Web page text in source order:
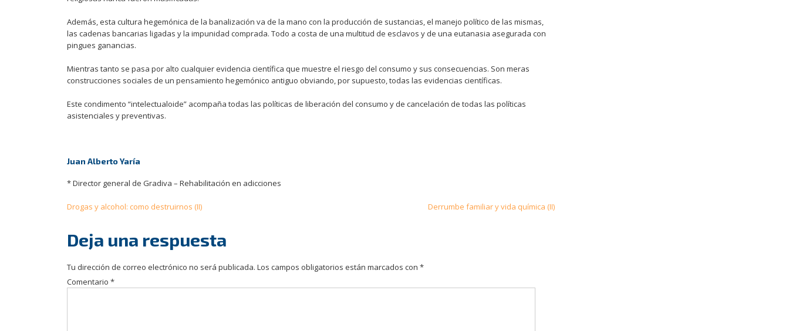
Además, esta cultura hegemónica de la banalización va de la mano con la producción de sustancias, el manejo político de las mismas,
las cadenas bancarias ligadas y la impunidad comprada. Todo a costa de una multitud de esclavos y de una eutanasia asegurada con
pingues ganancias.
Mientras tanto se pasa por alto cualquier evidencia científica que muestre el riesgo del consumo y sus consecuencias. Son meras
construcciones sociales de un pensamiento hegemónico antiguo obviando, por supuesto, todas las evidencias científicas.
Este condimento “intelectualoide” acompaña todas las políticas de liberación del consumo y de cancelación de todas las políticas
asistenciales y preventivas.
Juan Alberto Yaría
* Director general de Gradiva – Rehabilitación en adicciones
Navegación
entradas
Drogas y alcohol: como destruirnos (II) Derrumbe familiar y vida química (II)
Deja una respuesta
Tu dirección de correo electrónico no será publicada. Los campos obligatorios están marcados con *
Comentario *